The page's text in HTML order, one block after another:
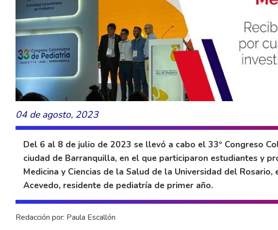
04 de agosto, 2023
Del 6 al 8 de julio de 2023 se llevó a cabo el 33º Congreso
ciudad de Barranquilla, en el que participaron estudiantes y
Medicina y Ciencias de la Salud de la Universidad del
Acevedo, residente de pediatría de primer año.
Redacción por: Paula Escallón